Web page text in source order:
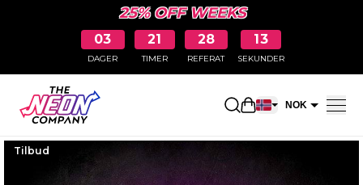
25% OFF WEEKS
03
DAGER
21
TIMER
28
REFERAT
12
SEKUNDER
Åpne NOK
Tilbud